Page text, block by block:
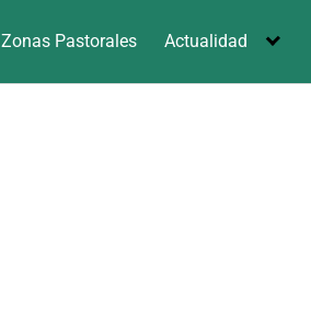
Zonas Pastorales Actualidad